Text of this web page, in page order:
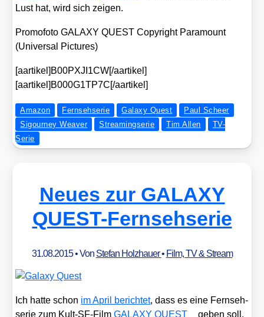
Lust hat, wird sich zei­gen.
Pro­mo­fo­to GALAXY QUEST Copy­right Para­mount
(Uni­ver­sal Pic­tures)
[aartikel]B00PXJI1CW[/aartikel]
[aartikel]B000G1TP7C[/aartikel]
Amazon Fernsehserie Galaxy Quest
Paul Scheer
Sigourney Weaver
Streamingserie Tim Allen
TV-
Serie
Neues zur GALAXY
QUEST-Fernsehserie
31.08.2015• Von Stefan Holzhauer• Film, TV & Stream
Ich hat­te schon im April berich­tet, dass es eine Fern­seh­
se­rie zum Kult-SF-FilmGALAXY QUEST geben soll.